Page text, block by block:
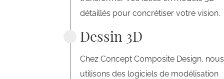
détaillés pour concrétiser votre vision.
Dessin 3D
Chez Concept Composite Design, nous
utilisons des logiciels de modélisation